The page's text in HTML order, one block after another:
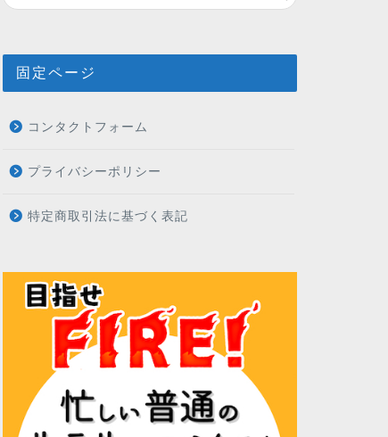
固定ページ
コンタクトフォーム
プライバシーポリシー
特定商取引法に基づく表記